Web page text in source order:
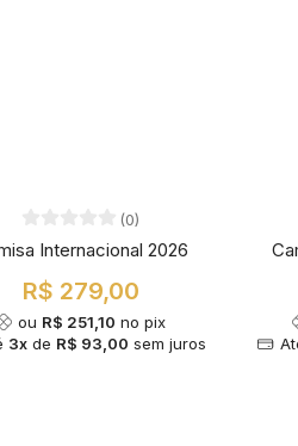
(0)
Internacional 2026
R$ 279,00
ou R$ 251,10 no pix
3xde R$ 93,00 sem juros